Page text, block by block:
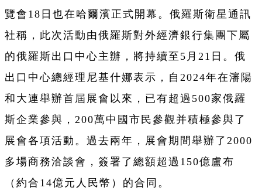
覽會18日也在哈爾濱正式開幕。俄羅斯衛星通訊
社稱，此次活動由俄羅斯對外經濟銀行集團下屬
的俄羅斯出口中心主辦，將持續至5月21日。俄
出口中心總經理尼基什娜表示，自2024年在瀋陽
和大連舉辦首屆展會以來，已有超過500家俄羅
斯企業參與，200萬中國市民參觀并積極參與了
展會各項活動。過去兩年，展會期間舉辦了2000
多場商務洽談會，簽署了總額超過150億盧布
（約合14億元人民幣）的合同。